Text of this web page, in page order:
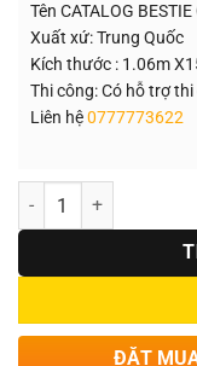
Tên CATALOG BESTIE
Xuất xứ: Trung Quốc
Kích thước : 1.06m
Thi công: Có hỗ trợ thi
Liên hệ0777773622
Số lượng
ĐẶT